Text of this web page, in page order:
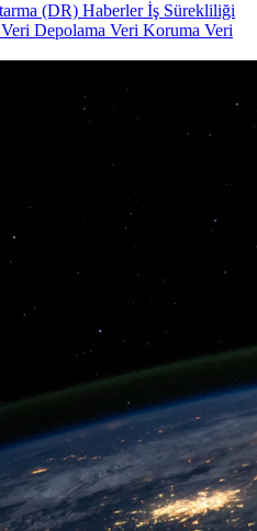
(DR) Haberlerİş Sürekliliği
Veri Depolama Veri Koruma Veri